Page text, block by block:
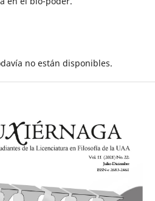
no están disponibles.